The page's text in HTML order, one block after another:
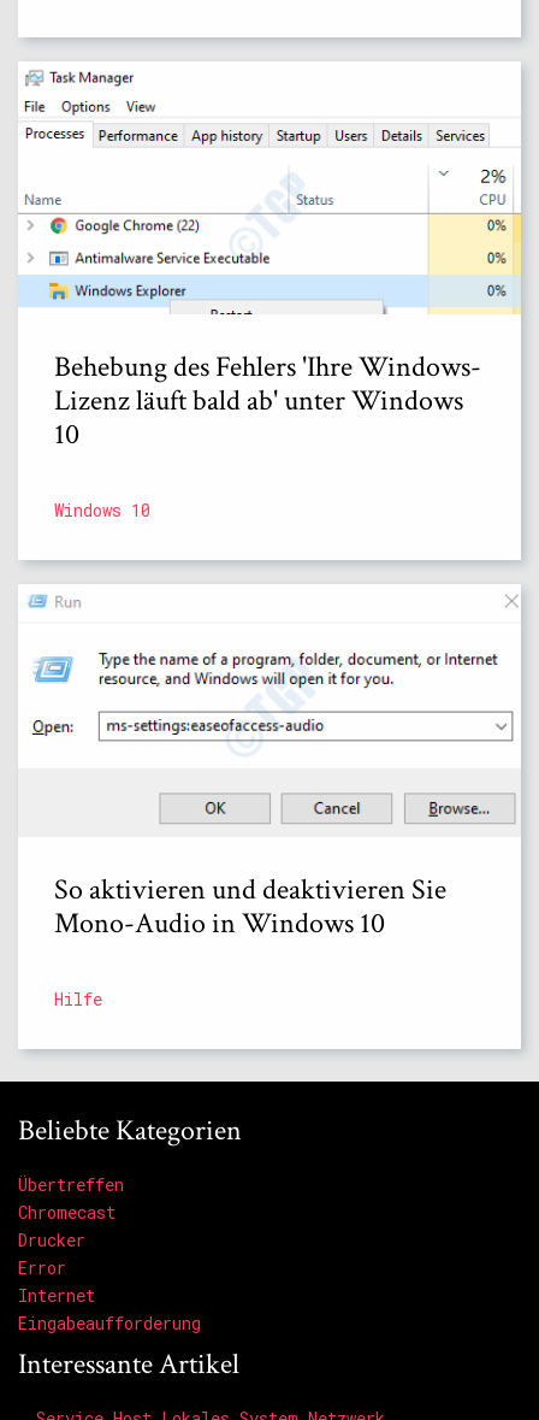
Behebung des Fehlers 'Ihre Windows-
Lizenz läuft bald ab' unter Windows
10
Windows 10
So aktivieren und deaktivieren Sie
Mono-Audio in Windows 10
Hilfe
Beliebte Kategorien
Übertreffen
Chromecast
Drucker
Error
Internet
Eingabeaufforderung
Interessante Artikel